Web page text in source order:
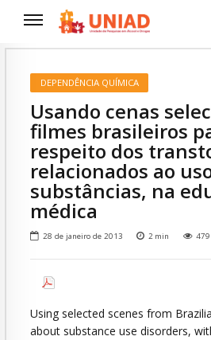
DEPENDÊNCIA QUÍMICA
Usando cenas
filmes brasileiros
respeito dos
relacionados ao
substâncias, na
médica
28 de janeiro de 2013 2 min 479
Using selected scenes from
about substance use disorders,